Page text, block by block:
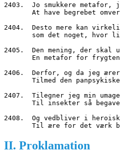
2403.  Jo smukkere
At have begrebet
2404.  Desto mere kan
som det noget,
2405.  Den mening, der
En metafor for
2406.  Derfor, og da jeg
Tilmed den
2407.  Tilegner jeg min
Til insekter så
2408.  Og vedbliver i
Til ære for det
II. Proklamation